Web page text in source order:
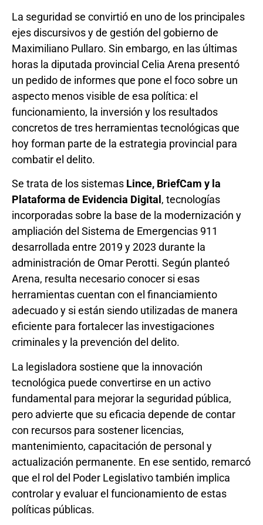
La seguridad se convirtió en uno de los principales
ejes discursivos y de gestión del gobierno de
Maximiliano Pullaro. Sin embargo, en las últimas
horas la diputada provincial Celia Arena presentó
un pedido de informes que pone el foco sobre un
aspecto menos visible de esa política: el
funcionamiento, la inversión y los resultados
concretos de tres herramientas tecnológicas que
hoy forman parte de la estrategia provincial para
combatir el delito.
Se trata de los sistemas Lince, BriefCam y la
Plataforma de Evidencia Digital , tecnologías
incorporadas sobre la base de la modernización y
ampliación del Sistema de Emergencias 911
desarrollada entre 2019 y 2023 durante la
administración de Omar Perotti. Según planteó
Arena, resulta necesario conocer si esas
herramientas cuentan con el financiamiento
adecuado y si están siendo utilizadas de manera
eficiente para fortalecer las investigaciones
criminales y la prevención del delito.
La legisladora sostiene que la innovación
tecnológica puede convertirse en un activo
fundamental para mejorar la seguridad pública,
pero advierte que su eficacia depende de contar
con recursos para sostener licencias,
mantenimiento, capacitación de personal y
actualización permanente. En ese sentido, remarcó
que el rol del Poder Legislativo también implica
controlar y evaluar el funcionamiento de estas
políticas públicas.